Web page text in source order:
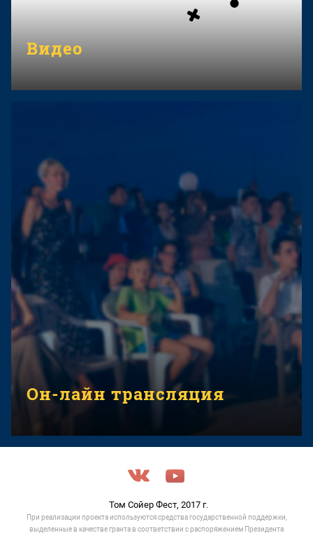
Видео
Он-лайн трансляция
Том Сойер Фест, 2017 г.
При реализации проекта используются средства государственной поддержки,
выделенные в качестве гранта в соответствии c распоряжением Президента